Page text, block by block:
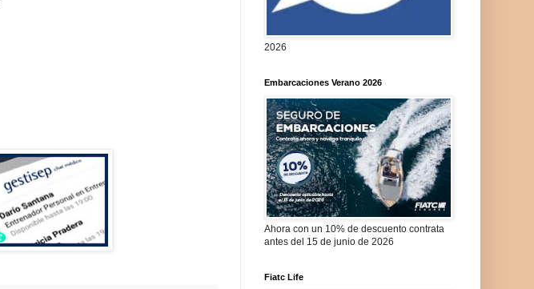
2026
Embarcaciones Verano 2026
Ahora con un 10% de descuento contrata
antes del 15 de junio de 2026
Fiatc Life